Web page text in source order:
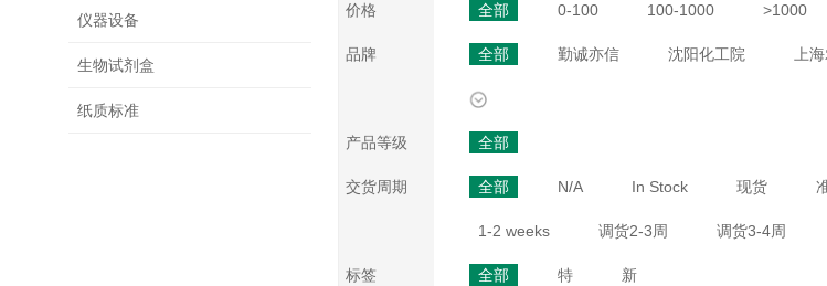
仪器设备
生物试剂盒
纸质标准
价格 全部 0-100 100-1000 >1000
品牌 全部 勤诚亦信 沈阳化工院 上
产品等级 全部
交货周期 全部 N/A In Stock 现货
1-2 weeks 调货2-3周 调货3-4周
标签 全部 特 新